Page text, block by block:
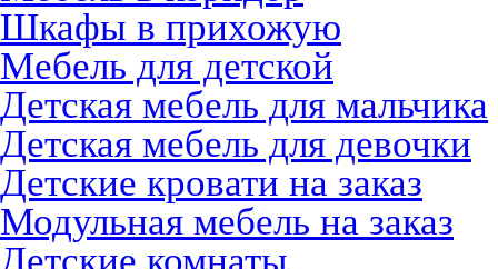
Шкафы в прихожую
Мебель для детской
Детская мебель для мальчика
Детская мебель для девочки
Детские кровати на заказ
Модульная мебель на заказ